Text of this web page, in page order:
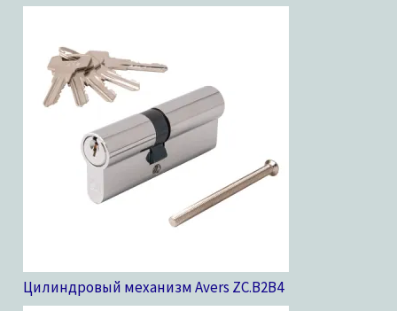
Цилиндровый механизм Avers ZC.B2B4